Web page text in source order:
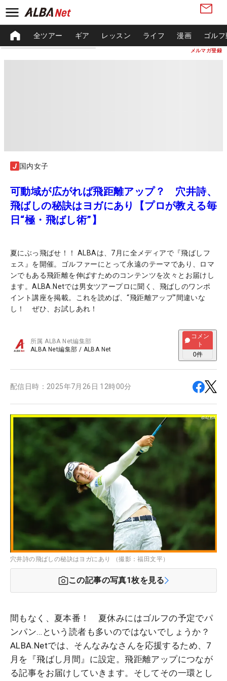
メルマガ登録
全ツアー ギア レッスン ライフ 漫画 ゴル
国内女子
可動域が広がれば飛距離アップ？ 穴井詩、
飛ばしの秘訣はヨガにあり【プロが教える毎
日“極・飛ばし術”】
夏にぶっ飛ばせ！！ ALBAは、7月に全メディアで『飛ばしフ
ェス』を開催。ゴルファーにとって永遠のテーマであり、ロマ
ンでもある飛距離を伸ばすためのコンテンツを次々とお届けし
ます。ALBA.Netでは男女ツアープロに聞く、飛ばしのワンポ
イント講座を掲載。これを読めば、“飛距離アップ”間違いな
し！ ぜひ、お試しあれ！
所属ALBA Net編集部
ALBA Net編集部 / ALBA Net
コメン
ト
0件
配信日時： 2025年7月26日 12時00分
穴井詩の飛ばしの秘訣はヨガにあり （撮影：福田文平）
この記事の写真1枚を見る
間もなく、夏本番！ 夏休みにはゴルフの予定でパ
ンパン…という読者も多いのではないでしょうか？
ALBA.Netでは、そんなみなさんを応援するため、7
月を『飛ばし月間』に設定。飛距離アップにつなが
る記事をお届けしていきます。そしてその一環とし